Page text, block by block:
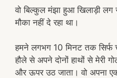
वो बिल्कुल मंझा हुआ खिलाड़ी लग
मौका नहीं दे रहा था।
हमने लगभग 10 मिनट तक सिर्फ
हौले से अपने दोनों हाथों से मेरी
और ऊपर उठ जाता। वो अपना